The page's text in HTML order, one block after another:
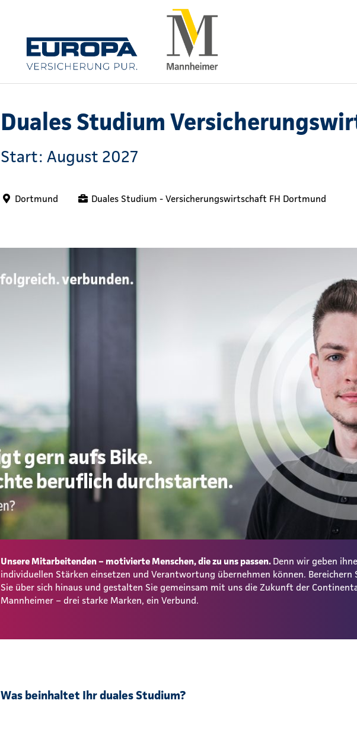
Duales Studium
Start: August 2027
Dortmund Duales Studium - Versicherungswirtschaft FH Dortmund
Unsere Mitarbeitenden – motivierte Menschen, die zu uns passen. Denn wir geben
individuellen Stärken einsetzen und Verantwortung übernehmen können. Bereichern
Sie über sich hinaus und gestalten Sie gemeinsam mit uns die Zukunft der
Mannheimer – drei starke Marken, ein Verbund.
Was beinhaltet Ihr duales Studium?